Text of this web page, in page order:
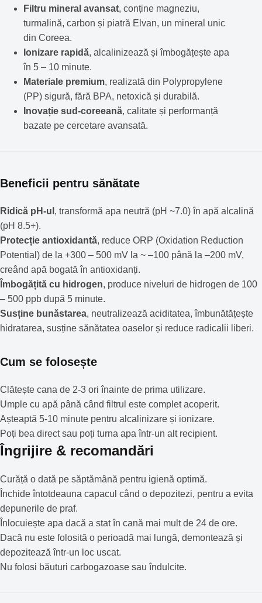
Filtru mineral avansat, conține magneziu,
turmalină, carbon și piatră Elvan, un mineral unic
din Coreea.
Ionizare rapidă, alcalinizează și îmbogățește apa
în 5 – 10 minute.
Materiale premium, realizată din Polypropylene
(PP) sigură, fără BPA, netoxică și durabilă.
Inovație sud-coreeană, calitate și performanță
bazate pe cercetare avansată.
Beneficii pentru sănătate
Ridică pH-ul , transformă apa neutră (pH ~7.0) în apă alcalină
(pH 8.5+).
Protecție antioxidantă, reduce ORP (Oxidation Reduction
Potential) de la +300 – 500 mV la ~ –100 până la –200 mV,
creând apă bogată în antioxidanți.
Îmbogățită cu hidrogen, produce niveluri de hidrogen de 100
– 500 ppb după 5 minute.
Susține bunăstarea, neutralizează aciditatea, îmbunătățește
hidratarea, susține sănătatea oaselor și reduce radicalii liberi.
Cum se folosește
Clătește cana de 2-3 ori înainte de prima utilizare.
Umple cu apă până când filtrul este complet acoperit.
Așteaptă 5-10 minute pentru alcalinizare și ionizare.
Poți bea direct sau poți turna apa într-un alt recipient.
Îngrijire & recomandări
Curăță o dată pe săptămână pentru igienă optimă.
Închide întotdeauna capacul când o depozitezi, pentru a evita
depunerile de praf.
Înlocuiește apa dacă a stat în cană mai mult de 24 de ore.
Dacă nu este folosită o perioadă mai lungă, demontează și
depozitează într-un loc uscat.
Nu folosi băuturi carbogazoase sau îndulcite.